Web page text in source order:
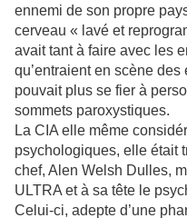
ennemi de son propre
cerveau « lavé et
avait tant à faire avec les
qu’entraient en scène
pouvait plus se fier à
sommets paroxystiques.
La CIA elle même
psychologiques, elle était
chef, Alen Welsh Dulles,
ULTRA et à sa tête le
Celui-ci, adepte d’une